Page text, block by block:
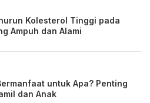
Kolesterol Tinggi pada
Ampuh dan Alami
untuk Apa? Penting
dan Anak